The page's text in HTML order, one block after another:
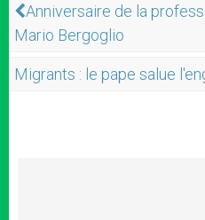
Anniversaire de la
Mario Bergoglio
Migrants : le pape salue